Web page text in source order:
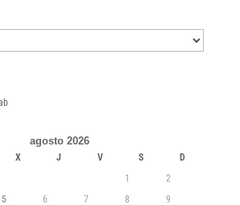
agosto 2026
X J V S
D
1
2
5 6 7 8
9